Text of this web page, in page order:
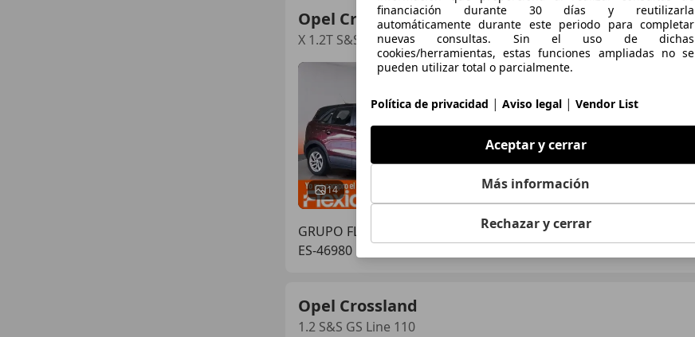
Opel Crossland
X 1.2T S&S ecoTEC Excellence 110
14
€ 7.470
GRUPO FLEXICAR VALENCIA.
ES-46980 PATERNA
Opel Crossland
1.2 S&S GS Line 110
financiación durante 30 días y reutilizarla
automáticamente durante este periodo para completar
nuevas consultas. Sin el uso de dichas
cookies/herramientas, estas funciones ampliadas no se
pueden utilizar total o parcialmente.
Política de privacidad | Aviso legal | Vendor List
Aceptar y cerrar
Más información
Rechazar y cerrar